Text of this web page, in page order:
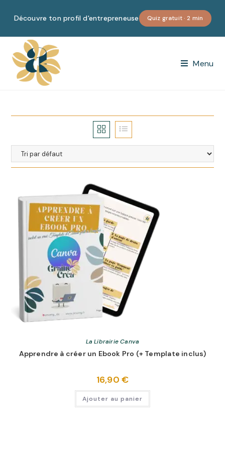
Découvre ton profil d'entrepreneuse Quiz gratuit · 2 min
Menu
La Librairie Canva
Apprendre à créer un Ebook Pro (+ Template inclus)
16,90 €
Ajouter au panier